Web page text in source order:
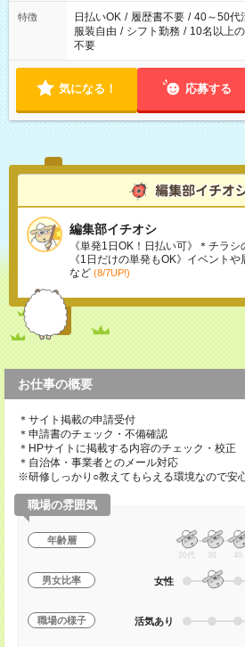
特徴 日払いOK / 履歴書不要 / 40～50代
服装自由 / シフト勤務 / 10名以上
不要
気になる！ 応募する
編集部イチオシ
《単発1日OK！日払い可》＊チラシ
《1日だけの単発もOK》イベント
など (8/7UP!)
お仕事の概要
＊サイト掲載の申請受付
＊申請書のチェック・不備確認
＊HPサイトに掲載する内容のチェック・校正
＊自治体・事業者とのメール対応
※研修しっかり○教えてもらえる環境なので安
職場の雰囲気
年齢層
20代 30 40
男女比率 女性
職場の様子 活気あり